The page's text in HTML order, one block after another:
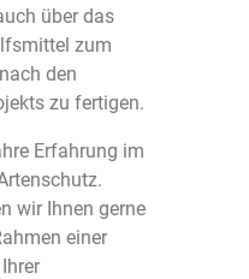
über das
zum
den
zu fertigen.
Erfahrung im
wir Ihnen gerne
einer